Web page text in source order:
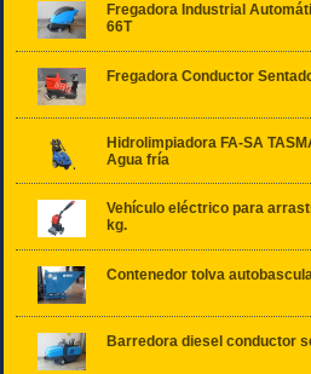
Fregadora Industrial
66T
Fregadora Conductor
Hidrolimpiadora FA-SA
Agua fría
Vehículo eléctrico para
kg.
Contenedor tolva
Barredora diesel conductor